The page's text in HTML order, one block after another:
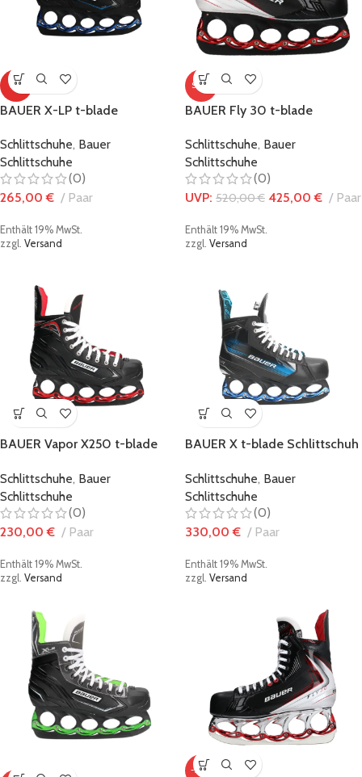
TOP
BAUER X-LP t-blade
Schlittschuhe, Bauer
Schlittschuhe
(0)
265,00€ Paar
Enthält 19% MwSt.
zzgl. Versand
SALE
BAUER Fly 30 t-blade
Edition
Schlittschuhe, Bauer
Schlittschuhe
(0)
UVP: 520,00€ 425,00€ Paar
Enthält 19% MwSt.
zzgl. Versand
BAUER Vapor X250 t-blade
Schlittschuhe, Bauer
Schlittschuhe
(0)
230,00€ Paar
Enthält 19% MwSt.
zzgl. Versand
BAUER X t-blade Schlittschuh
Schlittschuhe, Bauer
Schlittschuhe
(0)
330,00€ Paar
Enthält 19% MwSt.
zzgl. Versand
-20%